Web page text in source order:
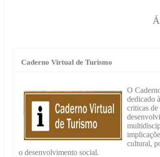
Caderno Virtual de Turismo
O
dedicado
criticas de
cultural,
o desenvolvimento social.